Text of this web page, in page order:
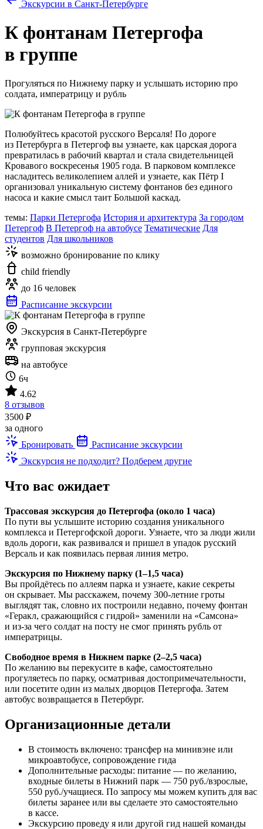
Экскурсии в Санкт-Петербурге
К фонтанам Петергофа
в группе
Прогуляться по Нижнему парку и услышать историю про
солдата, императрицу и рубль
Полюбуйтесь красотой русского Версаля! По дороге
из Петербурга в Петергоф вы узнаете, как царская дорога
превратилась в рабочий квартал и стала свидетельницей
Кровавого воскресенья 1905 года. В парковом комплексе
насладитесь великолепием аллей и узнаете, как Пётр I
организовал уникальную систему фонтанов без единого
насоса и какие смысл таит Большой каскад.
темы: Парки Петергофа История и архитектура За городом
Петергоф В Петергоф на автобусе Тематические Для
студентов Для школьников
возможно бронирование по клику
child friendly
до 16 человек
Расписание экскурсии
Экскурсия в Санкт-Петербурге
групповая экскурсия
на автобусе
6ч
4.62
8 отзывов
3500 ₽
за одного
Бронировать
Расписание экскурсии
Экскурсия не подходит? Подберем другие
Что вас ожидает
Трассовая экскурсия до Петергофа (около 1 часа)
По пути вы услышите историю создания уникального
комплекса и Петергофской дороги. Узнаете, что за люди жили
вдоль дороги, как развивался и пришел в упадок русский
Версаль и как появилась первая линия метро.
Экскурсия по Нижнему парку (1–1,5 часа)
Вы пройдётесь по аллеям парка и узнаете, какие секреты
он скрывает. Мы расскажем, почему 300-летние гроты
выглядят так, словно их построили недавно, почему фонтан
«Геракл, сражающийся с гидрой» заменили на «Самсона»
и из-за чего солдат на посту не смог принять рубль от
императрицы.
Свободное время в Нижнем парке (2–2,5 часа)
По желанию вы перекусите в кафе, самостоятельно
прогуляетесь по парку, осматривая достопримечательности,
или посетите один из малых дворцов Петергофа. Затем
автобус возвращается в Петербург.
Организационные детали
В стоимость включено: трансфер на минивэне или
микроавтобусе, сопровождение гида
Дополнительные расходы: питание — по желанию,
входные билеты в Нижний парк — 750 руб./взрослые,
550 руб./учащиеся. По запросу мы можем купить для вас
билеты заранее или вы сделаете это самостоятельно
в кассе.
Экскурсию проведу я или другой гид нашей команды